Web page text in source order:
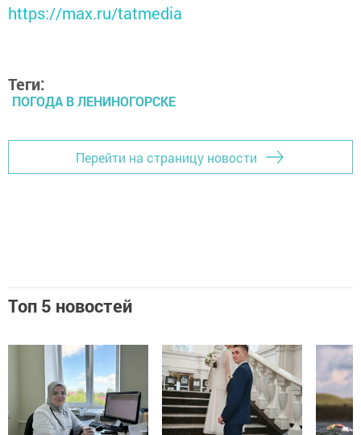
https://max.ru/tatmedia
Теги:
ПОГОДА В ЛЕНИНОГОРСКЕ
Перейти на страницу новости
Топ 5 новостей